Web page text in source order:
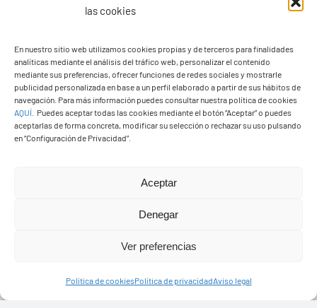
las cookies
En nuestro sitio web utilizamos cookies propias y de terceros para finalidades
analíticas mediante el análisis del tráfico web, personalizar el contenido
mediante sus preferencias, ofrecer funciones de redes sociales y mostrarle
publicidad personalizada en base a un perfil elaborado a partir de sus hábitos de
navegación. Para más información puedes consultar nuestra política de cookies
AQUÍ
Puedes aceptar todas las cookies mediante el botón “Aceptar” o puedes
aceptarlas de forma concreta, modificar su selección o rechazar su uso pulsando
en “Configuración de Privacidad”.
Aceptar
Denegar
Ver preferencias
Política de cookiesPolítica de privacidadAviso legal
Ayuntamiento de Yaiza
Pza. de Los Remedios, 1
35570 – Yaiza
Tel:928 83 62 20
© Copyright2026 Ayuntamiento de Yaiza - Todos los